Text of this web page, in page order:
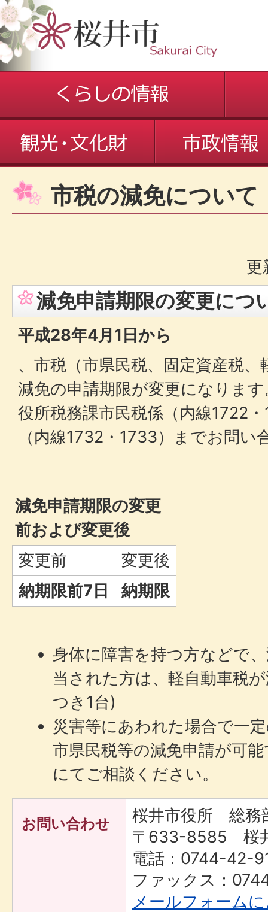
市税の減免について
更
減免申請期限の変更につ
平成28年4月1日から
、市税（市県民税、固定資産税
減免の申請期限が変更になりま
役所税務課市民税係（内線1722
（内線1732・1733）までお問い
減免申請期限の変更
前および変更後
変更前
変更後
納期限前7日
納期限
身体に障害を持つ方などで
当された方は、軽自動車税
つき1台)
災害等にあわれた場合で一
市県民税等の減免申請が可
にてご相談ください。
お問い合わせ
桜井市役所 総
〒633-8585 桜
電話：0744-42-
ファックス：
メールフォーム